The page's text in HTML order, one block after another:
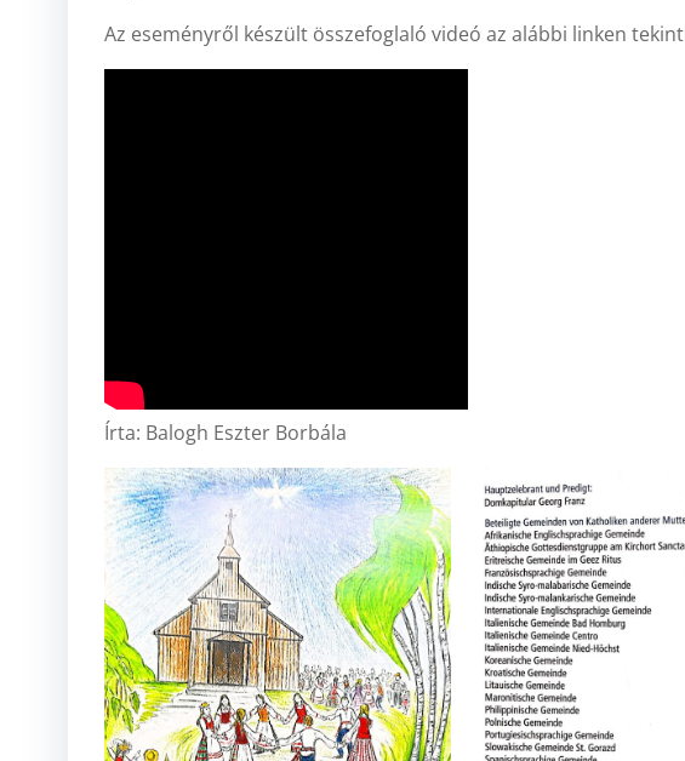
Az eseményről készült összefoglaló videó az alábbi linken
Írta: Balogh Eszter Borbála